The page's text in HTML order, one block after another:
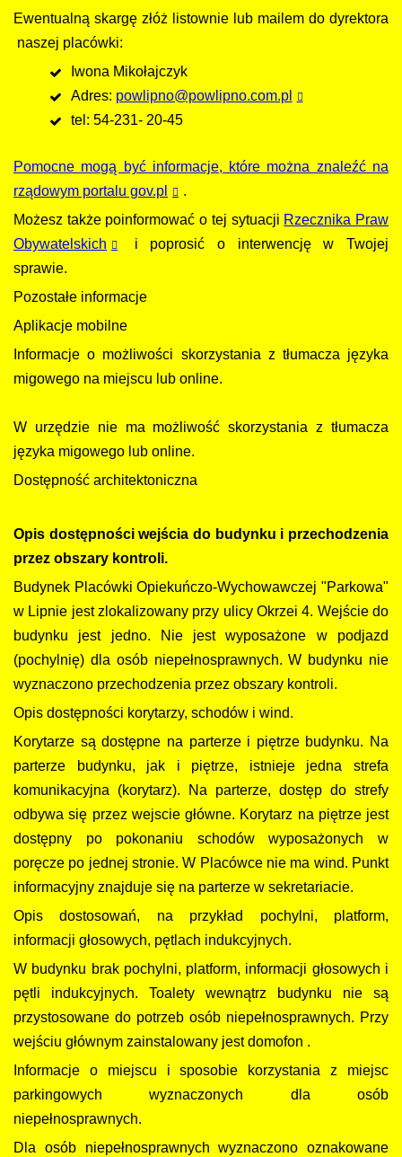
Ewentualną skargę złóż listownie lub mailem do dyrektora
naszej placówki:
Iwona Mikołajczyk
Adres: powlipno@powlipno.com.pl
tel: 54-231- 20-45
Pomocne mogą być informacje, które można znaleźć na
rządowym portalu gov.pl
.
Możesz także poinformować o tej sytuacji Rzecznika Praw
Obywatelskich
i poprosić o interwencję w Twojej
sprawie.
Pozostałe informacje
Aplikacje mobilne
Informacje o możliwości skorzystania z tłumacza języka
migowego na miejscu lub online.
W urzędzie nie ma możliwość skorzystania z tłumacza
języka migowego lub online.
Dostępność architektoniczna
Opis dostępności wejścia do budynku i przechodzenia
przez obszary kontroli.
Budynek Placówki Opiekuńczo-Wychowawczej "Parkowa"
w Lipnie jest zlokalizowany przy ulicy Okrzei 4. Wejście do
budynku jest jedno. Nie jest wyposażone w podjazd
(pochylnię) dla osób niepełnosprawnych. W budynku nie
wyznaczono przechodzenia przez obszary kontroli.
Opis dostępności korytarzy, schodów i wind.
Korytarze są dostępne na parterze i piętrze budynku. Na
parterze budynku, jak i piętrze, istnieje jedna strefa
komunikacyjna (korytarz). Na parterze, dostęp do strefy
odbywa się przez wejscie główne. Korytarz na piętrze jest
dostępny po pokonaniu schodów wyposażonych w
poręcze po jednej stronie. W Placówce nie ma wind. Punkt
informacyjny znajduje się na parterze w sekretariacie.
Opis dostosowań, na przykład pochylni, platform,
informacji głosowych, pętlach indukcyjnych.
W budynku brak pochylni, platform, informacji głosowych i
pętli indukcyjnych. Toalety wewnątrz budynku nie są
przystosowane do potrzeb osób niepełnosprawnych. Przy
wejściu głównym zainstalowany jest domofon .
Informacje o miejscu i sposobie korzystania z miejsc
parkingowych wyznaczonych dla osób
niepełnosprawnych.
Dla osób niepełnosprawnych wyznaczono oznakowane